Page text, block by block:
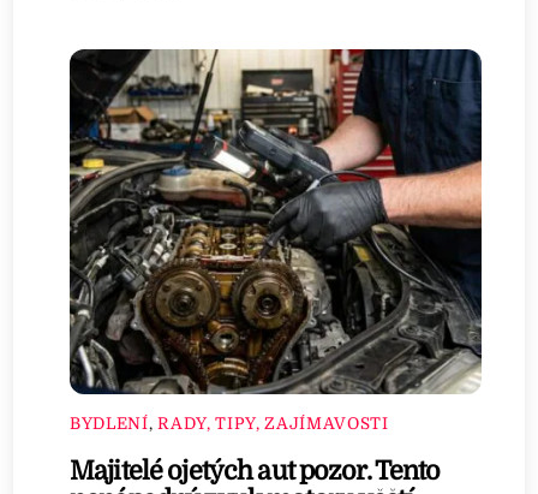
BYDLENÍ,RADY, TIPY, ZAJÍMAVOSTI
Majitelé ojetých aut pozor. Tento